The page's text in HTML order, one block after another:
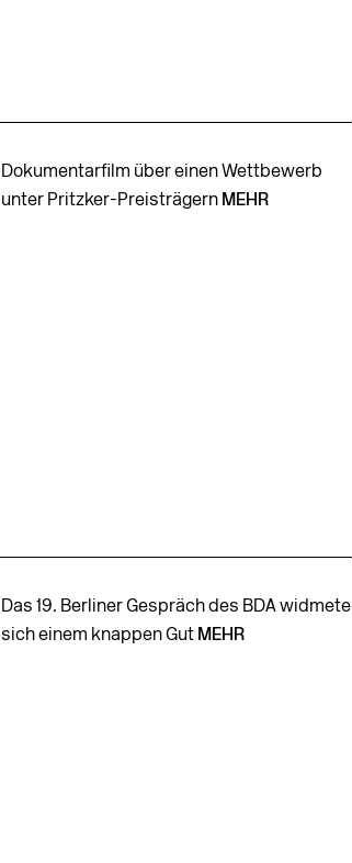
Dokumentarfilm über einen Wettbewerb
unter Pritzker-Preisträgern MEHR
Das 19. Berliner Gespräch des BDA widmete
sich einem knappen Gut MEHR